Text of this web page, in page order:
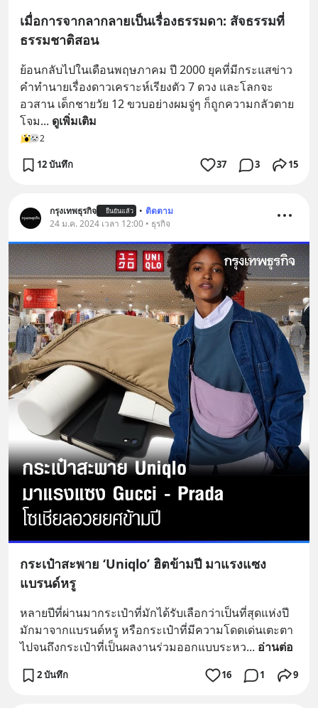
เมื่อการจากลากลายเป็นเรื่องธรรมดา: สัจธรรมที่
ธรรมชาติสอน
ย้อนกลับไปในเดือนพฤษภาคม ปี 2000 ยุคที่มีกระแสข่าว
คำทำนายเรื่องดาวเคราะห์เรียงตัว 7 ดวง และโลกจะ
อวสาน เด็กชายวัย 12 ขวบอย่างผมจู่ๆ ก็ถูกความกลัวตาย
โจม... ดูเพิ่มเติม
2
12 บันทึก 37 3 15
กรุงเทพธุรกิจ ยืนยันแล้ว • ติดตาม
24 ม.ค. 2024 เวลา 12:00 • ธุรกิจ
กระเป๋าสะพาย ‘Uniqlo’ ฮิตข้ามปี มาแรงแซง
แบรนด์หรู
หลายปีที่ผ่านมากระเป๋าที่มักได้รับเลือกว่าเป็นที่สุดแห่งปี
มักมาจากแบรนด์หรู หรือกระเป๋าที่มีความโดดเด่นเตะตา
ไปจนถึงกระเป๋าที่เป็นผลงานร่วมออกแบบระหว... อ่านต่อ
2 บันทึก 16 1 9